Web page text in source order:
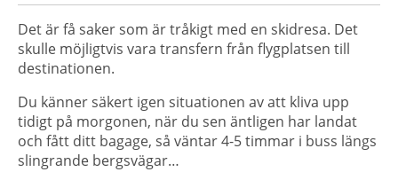
Det är få saker som är tråkigt med en skidresa. Det
skulle möjligtvis vara transfern från flygplatsen till
destinationen.
Du känner säkert igen situationen av att kliva upp
tidigt på morgonen, när du sen äntligen har landat
och fått ditt bagage, så väntar 4-5 timmar i buss längs
slingrande bergsvägar…